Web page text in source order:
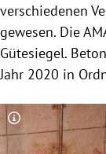
verschiedenen
gewesen. Die
Gütesiegel.
Jahr 2020 in
Copyright-